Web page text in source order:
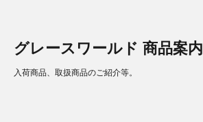
グレースワールド 商品案内
入荷商品、取扱商品のご紹介等。